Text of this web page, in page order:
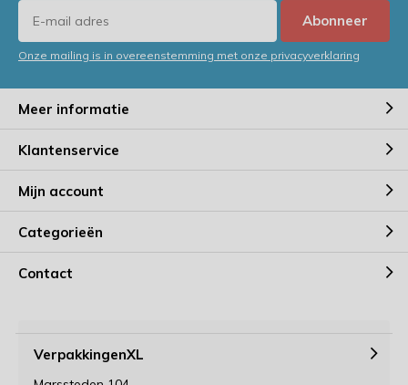
Abonneer
Onze mailing is in overeenstemming met onze privacyverklaring
Meer informatie
Klantenservice
Mijn account
Categorieën
Contact
VerpakkingenXL